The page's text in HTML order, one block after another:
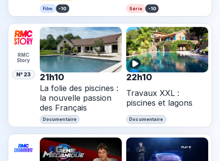
Film -10 Série -10
RMC
Story
N° 23 21h10
La folie des piscines :
la nouvelle passion
des Français
Documentaire
22h10
Travaux XXL :
piscines et lagons
Documentaire